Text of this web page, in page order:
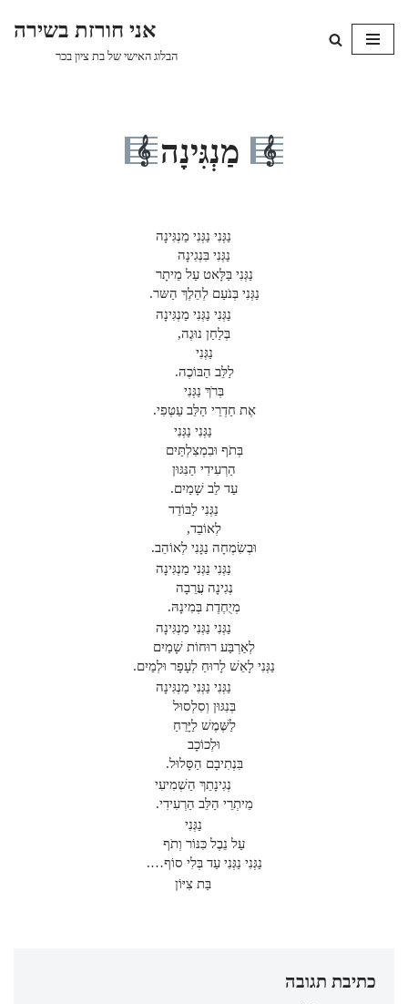
Skip
אני חורזת בשירה
הבלוג האישי של בת ציון בכר
מַנְגִּינָה
נַגְּנִי נַגְּנִי מַנְגִּינָה
נַגְּנִי בִּנְגִינָה
נַגְּנִי בַּלָּאט עַל מֵיתָר
נַגְּנִי בְּנֹעַם לְהֵלֶךְ הַשּר.
נַגְּנִי נַגְּנִי מַנְגִּינָה
בְּלַחַן נוּגֶה,
נַגְּנִי
לַלֵּב הַבּוֹכֶה.
בְּרֹךְ נַגְּנִי
אֶת חַדְרֵי הַלֵּב עַטְּפִי.
נַגְּנִי נַגְּנִי
בְּתֹף וּבִמְצִלְתַּיִם
הַרְעִידִי הַנִּגּוּן
עַד לֵב שָׁמַיִם.
נַגְּנִי לַבּוֹדֵד
לְאוֹבֵד,
וּבְשִׂמְחָה נַגָּנִי לְאוֹהֵב.
נַגְּנִי נַגְּנִי מַנְגִּינָה
נְגִינָה עֲרֵבָה
מְיֻחֶדֶת בְּמִינָהּ.
נַגְּנִי נַגְּנִי מַנְגִּינָה
לְאַרְבַּע רוּחוֹת שָׁמַיִם
נַגְּנִי לָאֵשׁ לָרוּחַ לְעָפָר וּלְמַיִם.
נַגְּנִי נַגְּנִי מַנְגִּינָה
בְּנִגּוּן וְסִלְסוּל
לַשֶּׁמֶשׁ לַיָּרֵחַ
וּלְכוֹכָב
בִּנְתִיבָם הַסָּלוּל.
נְגִינָתֵךְ הַשְׁמִיעִי
מֵיתְרֵי הַלֵּב הַרְעִידִי.
נַגְּנִי
עַל נֵבֶל כִּנּוֹר וְתֹף
נַגְּנִי נַגְּנִי עַד בְּלִי סוֹף….
בַּת צִיּוֹן
כתיבת תגובה